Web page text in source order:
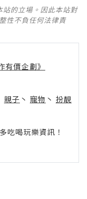
的立場。因此本站對
性不負任何法律責
有價企劃》
親子 丶 寵物 丶 扮靚
吃喝玩樂資訊！